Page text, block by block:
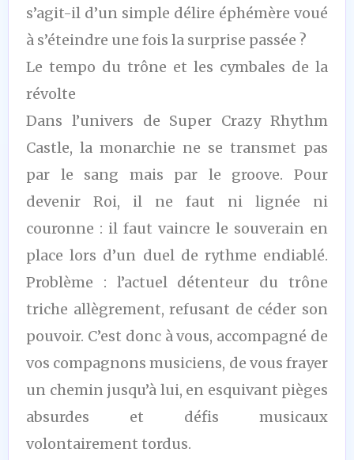
s’agit-il d’un simple délire éphémère voué
à s’éteindre une fois la surprise passée ?
Le tempo du trône et les cymbales de la
révolte
Dans l’univers de Super Crazy Rhythm
Castle, la monarchie ne se transmet pas
par le sang mais par le groove. Pour
devenir Roi, il ne faut ni lignée ni
couronne : il faut vaincre le souverain en
place lors d’un duel de rythme endiablé.
Problème : l’actuel détenteur du trône
triche allègrement, refusant de céder son
pouvoir. C’est donc à vous, accompagné de
vos compagnons musiciens, de vous frayer
un chemin jusqu’à lui, en esquivant pièges
absurdes et défis musicaux
volontairement tordus.